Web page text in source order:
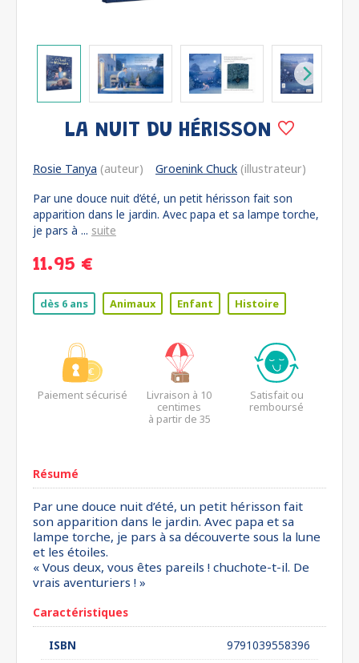
LA NUIT DU HÉRISSON
Rosie Tanya (auteur) Groenink Chuck (illustrateur)
Par une douce nuit d’été, un petit hérisson fait son
apparition dans le jardin. Avec papa et sa lampe torche,
je pars à ... suite
11.95 €
dès 6 ans Animaux Enfant Histoire
Paiement sécurisé
Livraison à 10
centimes
à partir de 35
Satisfait ou
remboursé
Résumé
Par une douce nuit d’été, un petit hérisson fait
son apparition dans le jardin. Avec papa et sa
lampe torche, je pars à sa découverte sous la lune
et les étoiles.
« Vous deux, vous êtes pareils ! chuchote-t-il. De
vrais aventuriers ! »
Caractéristiques
ISBN
9791039558396